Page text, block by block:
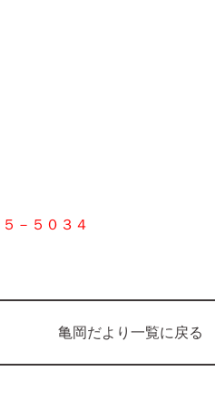
－５０３４
亀岡だより一覧に戻る